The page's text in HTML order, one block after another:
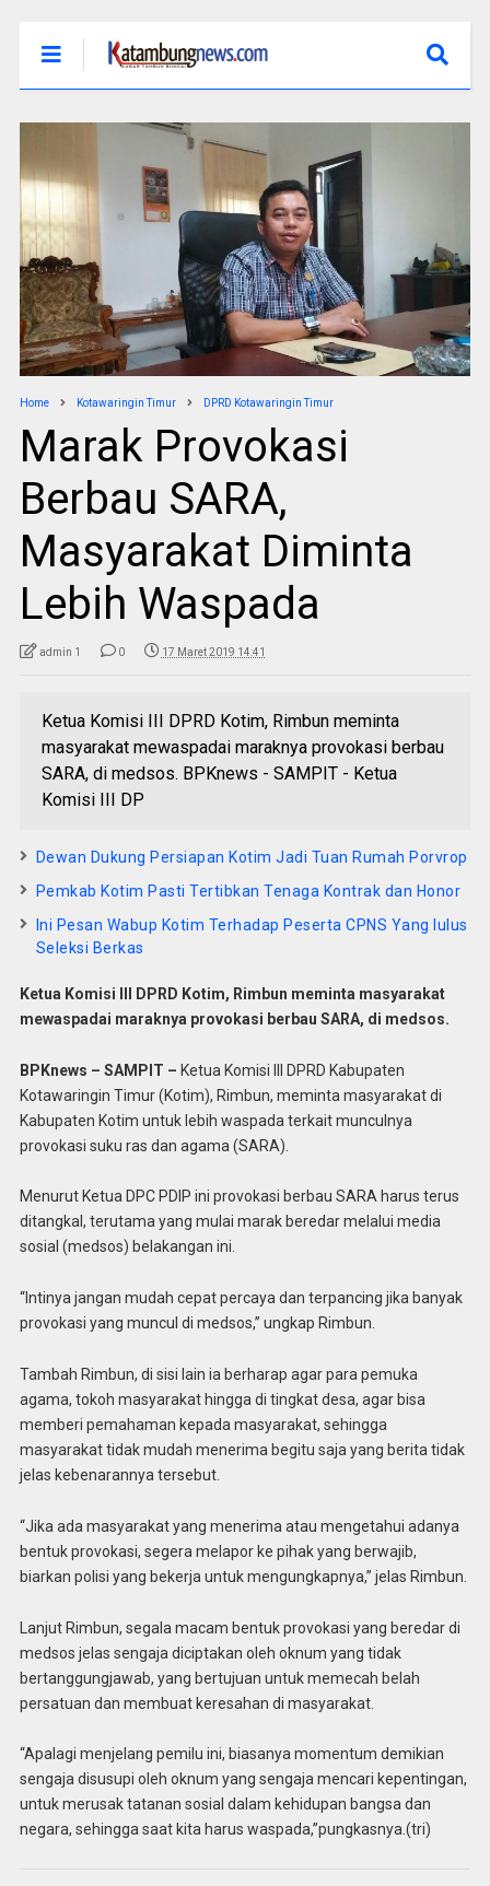
Home Kotawaringin Timur DPRD Kotawaringin Timur
Marak Provokasi
Berbau SARA,
Masyarakat Diminta
Lebih Waspada
admin 1 0 17 Maret 2019 14:41
Ketua Komisi III DPRD Kotim, Rimbun meminta
masyarakat mewaspadai maraknya provokasi berbau
SARA, di medsos. BPKnews - SAMPIT - Ketua
Komisi III DP
Dewan Dukung Persiapan Kotim Jadi Tuan Rumah Porvrop
Pemkab Kotim Pasti Tertibkan Tenaga Kontrak dan Honor
Ini Pesan Wabup Kotim Terhadap Peserta CPNS Yang lulus
Seleksi Berkas
Ketua Komisi III DPRD Kotim, Rimbun meminta masyarakat
mewaspadai maraknya provokasi berbau SARA, di medsos.
BPKnews – SAMPIT – Ketua Komisi III DPRD Kabupaten
Kotawaringin Timur (Kotim), Rimbun, meminta masyarakat di
Kabupaten Kotim untuk lebih waspada terkait munculnya
provokasi suku ras dan agama (SARA).
Menurut Ketua DPC PDIP ini provokasi berbau SARA harus terus
ditangkal, terutama yang mulai marak beredar melalui media
sosial (medsos) belakangan ini.
“Intinya jangan mudah cepat percaya dan terpancing jika banyak
provokasi yang muncul di medsos,” ungkap Rimbun.
Tambah Rimbun, di sisi lain ia berharap agar para pemuka
agama, tokoh masyarakat hingga di tingkat desa, agar bisa
memberi pemahaman kepada masyarakat, sehingga
masyarakat tidak mudah menerima begitu saja yang berita tidak
jelas kebenarannya tersebut.
“Jika ada masyarakat yang menerima atau mengetahui adanya
bentuk provokasi, segera melapor ke pihak yang berwajib,
biarkan polisi yang bekerja untuk mengungkapnya,” jelas Rimbun.
Lanjut Rimbun, segala macam bentuk provokasi yang beredar di
medsos jelas sengaja diciptakan oleh oknum yang tidak
bertanggungjawab, yang bertujuan untuk memecah belah
persatuan dan membuat keresahan di masyarakat.
“Apalagi menjelang pemilu ini, biasanya momentum demikian
sengaja disusupi oleh oknum yang sengaja mencari kepentingan,
untuk merusak tatanan sosial dalam kehidupan bangsa dan
negara, sehingga saat kita harus waspada,”pungkasnya.(tri)